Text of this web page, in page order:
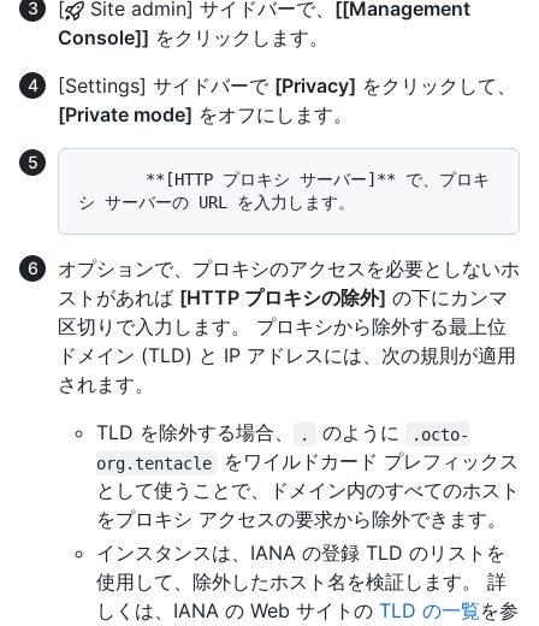
[ Site admin] サイドバーで、 [[Management
Console]] をクリックします。
[Settings] サイドバーで [Privacy] をクリックして、
[Private mode] をオフにします。
オプションで、プロキシのアクセスを必要としないホ
ストがあれば [HTTP プロキシの除外] の下にカンマ
区切りで入力します。 プロキシから除外する最上位
ドメイン (TLD) と IP アドレスには、次の規則が適用
されます。
TLD を除外する場合、
. のように
.octo-
org.tentacle
をワイルドカード プレフィックス
として使うことで、ドメイン内のすべてのホスト
をプロキシ アクセスの要求から除外できます。
インスタンスは、IANA の登録 TLD のリストを
使用して、除外したホスト名を検証します。 詳
しくは、IANA の Web サイトの TLD の一覧を参